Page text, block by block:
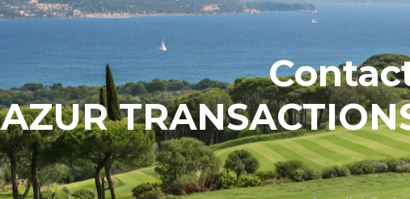
AZUR